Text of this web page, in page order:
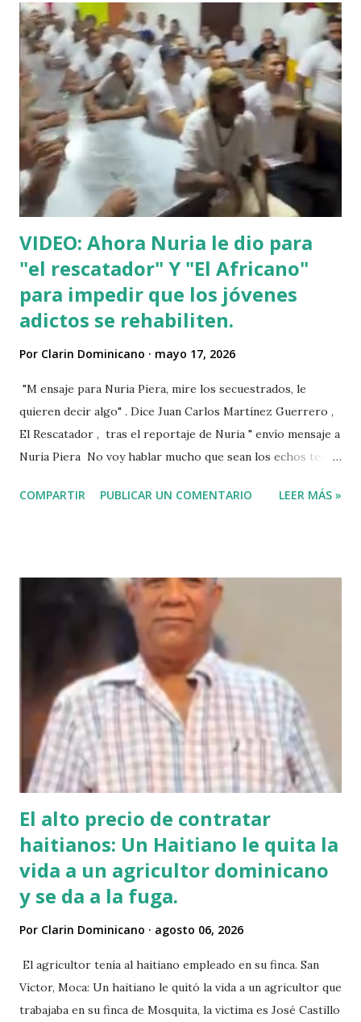
VIDEO: Ahora Nuria le dio para
"el rescatador" Y "El Africano"
para impedir que los jóvenes
adictos se rehabiliten.
Por Clarin Dominicano mayo 17, 2026
"M ensaje para Nuria Piera, mire los secuestrados, le
quieren decir algo" . Dice Juan Carlos Martínez Guerrero ,
El Rescatador , tras el reportaje de Nuria " envío mensaje a
Nuria Piera No voy hablar mucho que sean los echos team"
ayudar a las personas de mi país me iba a traer tanto
Instagram A post shared by Juan carlos martinez Guerrero
(@elrescatador528) Mas abajo de dejamos el video del
reportaje de Nuria Piera PARTE 1 PARTE 2
COMPARTIR PUBLICAR UN COMENTARIO LEER MÁS »
El alto precio de contratar
haitianos: Un Haitiano le quita la
vida a un agricultor dominicano
y se da a la fuga.
Por Clarin Dominicano agosto 06, 2026
El agricultor tenía al haitiano empleado en su finca. San
Victor, Moca: Un haitiano le quitó la vida a un agricultor que
trabajaba en su finca de Mosquita, la victima es José Castillo